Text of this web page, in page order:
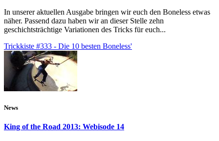
In unserer aktuellen Ausgabe bringen wir euch den Boneless etwas
näher. Passend dazu haben wir an dieser Stelle zehn
geschichtsträchtige Variationen des Tricks für euch...
Trickkiste #333 - Die 10 besten Boneless'
News
King of the Road 2013: Webisode 14